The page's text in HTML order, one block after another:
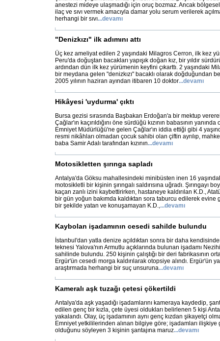
anestezi mideye ulaşmadığı için oruç bozmaz. Ancak
ilaç ve sıvı vermek amacıyla damar yolu serum verilerek
herhangi bir sıvı...devamı
"Denizkızı" ilk adımını attı
Üç kez ameliyat edilen 2 yaşındaki Milagros Cerron, ilk kez
Peru'da doğuştan bacakları yapışık doğan kız, bir yıldır
ardından dün ilk kez yürümenin keyfini çıkarttı. 2 yaşındaki
bir meydana gelen "denizkızı" bacaklı olarak doğduğundan
2005 yılının haziran ayından itibaren 10 doktor...devamı
Hikâyesi 'uydurma' çıktı
Bursa gezisi sırasında Başbakan Erdoğan'a bir mektup
Çağlar'ın kaçırıldığını öne sürdüğü kızının babasının
Emniyet Müdürlüğü'ne gelen Çağlar'ın iddia ettiği gibi 4
resmi nikâhları olmadan çocuk sahibi olan çiftin ayrılıp,
baba Samir Adalı tarafından kızının...devamı
Motosikletten şırınga sapladı
Antalya'da Göksu mahallesindeki minibüsten inen 16
motosikletli bir kişinin şırıngalı saldırısına uğradı. Şırıngayı
kaçan zanlı izini kaybettirirken, hastaneye kaldırılan K.D.,
bir gün yoğun bakımda kaldıktan sora taburcu edilerek evine
bir şekilde yatan ve konuşamayan K.D.,...devamı
Kaybolan işadamının cesedi sahilde bulundu
İstanbul'dan yatla denize açıldıktan sonra bir daha
teknesi Yalova'nın Armutlu açıklarında bulunan işadamı
sahilinde bulundu. 250 kişinin çalıştığı bir deri fabrikasının
Ergür'ün cesedi morga kaldırılarak otopsiye alındı. Ergür'ün
araştırmada herhangi bir suç unsuruna...devamı
Kameralı aşk tuzağı çetesi çökertildi
Antalya'da aşk yaşadığı işadamlarını kameraya kaydedip,
edilen genç bir kızla, çete üyesi oldukları belirlenen 5 kişi
yakalandı. Olay, üç işadamının aynı genç kızdan şikayetçi
Emniyet yetkililerinden alınan bilgiye göre; işadamları ilişkiye
olduğunu söyleyen 3 kişinin şantajına maruz...devamı